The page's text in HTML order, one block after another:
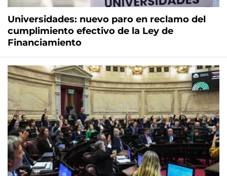
Universidades: nuevo paro en reclamo del
cumplimiento efectivo de la Ley de
Financiamiento